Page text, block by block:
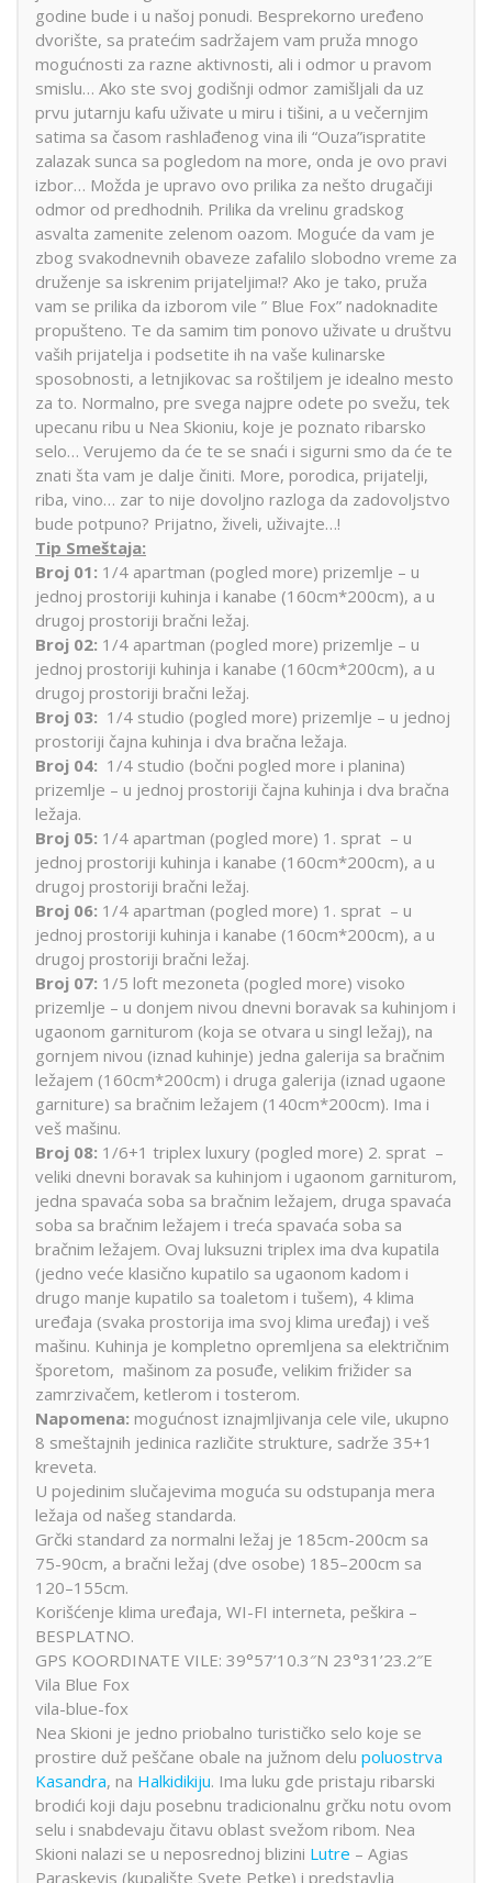
godine bude i u našoj ponudi. Besprekorno uređeno
dvorište, sa pratećim sadržajem vam pruža mnogo
mogućnosti za razne aktivnosti, ali i odmor u pravom
smislu… Ako ste svoj godišnji odmor zamišljali da uz
prvu jutarnju kafu uživate u miru i tišini, a u večernjim
satima sa časom rashlađenog vina ili “Ouza”ispratite
zalazak sunca sa pogledom na more, onda je ovo pravi
izbor… Možda je upravo ovo prilika za nešto drugačiji
odmor od predhodnih. Prilika da vrelinu gradskog
asvalta zamenite zelenom oazom. Moguće da vam je
zbog svakodnevnih obaveze zafalilo slobodno vreme za
druženje sa iskrenim prijateljima!? Ako je tako, pruža
vam se prilika da izborom vile ” Blue Fox” nadoknadite
propušteno. Te da samim tim ponovo uživate u društvu
vaših prijatelja i podsetite ih na vaše kulinarske
sposobnosti, a letnjikovac sa roštiljem je idealno mesto
za to. Normalno, pre svega najpre odete po svežu, tek
upecanu ribu u Nea Skioniu, koje je poznato ribarsko
selo… Verujemo da će te se snaći i sigurni smo da će te
znati šta vam je dalje činiti. More, porodica, prijatelji,
riba, vino… zar to nije dovoljno razloga da zadovoljstvo
bude potpuno? Prijatno, živeli, uživajte…!
Tip Smeštaja:
Broj 01: 1/4 apartman (pogled more) prizemlje – u
jednoj prostoriji kuhinja i kanabe (160cm*200cm), a u
drugoj prostoriji bračni ležaj.
Broj 02: 1/4 apartman (pogled more) prizemlje – u
jednoj prostoriji kuhinja i kanabe (160cm*200cm), a u
drugoj prostoriji bračni ležaj.
Broj 03: 1/4 studio (pogled more) prizemlje – u jednoj
prostoriji čajna kuhinja i dva bračna ležaja.
Broj 04: 1/4 studio (bočni pogled more i planina)
prizemlje – u jednoj prostoriji čajna kuhinja i dva bračna
ležaja.
Broj 05: 1/4 apartman (pogled more) 1. sprat – u
jednoj prostoriji kuhinja i kanabe (160cm*200cm), a u
drugoj prostoriji bračni ležaj.
Broj 06: 1/4 apartman (pogled more) 1. sprat – u
jednoj prostoriji kuhinja i kanabe (160cm*200cm), a u
drugoj prostoriji bračni ležaj.
Broj 07: 1/5 loft mezoneta (pogled more) visoko
prizemlje – u donjem nivou dnevni boravak sa kuhinjom i
ugaonom garniturom (koja se otvara u singl ležaj), na
gornjem nivou (iznad kuhinje) jedna galerija sa bračnim
ležajem (160cm*200cm) i druga galerija (iznad ugaone
garniture) sa bračnim ležajem (140cm*200cm). Ima i
veš mašinu.
Broj 08: 1/6+1 triplex luxury (pogled more) 2. sprat –
veliki dnevni boravak sa kuhinjom i ugaonom garniturom,
jedna spavaća soba sa bračnim ležajem, druga spavaća
soba sa bračnim ležajem i treća spavaća soba sa
bračnim ležajem. Ovaj luksuzni triplex ima dva kupatila
(jedno veće klasično kupatilo sa ugaonom kadom i
drugo manje kupatilo sa toaletom i tušem), 4 klima
uređaja (svaka prostorija ima svoj klima uređaj) i veš
mašinu. Kuhinja je kompletno opremljena sa električnim
šporetom, mašinom za posuđe, velikim frižider sa
zamrzivačem, ketlerom i tosterom.
Napomena: mogućnost iznajmljivanja cele vile, ukupno
8 smeštajnih jedinica različite strukture, sadrže 35+1
kreveta.
U pojedinim slučajevima moguća su odstupanja mera
ležaja od našeg standarda.
Grčki standard za normalni ležaj je 185cm-200cm sa
75-90cm, a bračni ležaj (dve osobe) 185–200cm sa
120–155cm.
Korišćenje klima uređaja, WI-FI interneta, peškira –
BESPLATNO.
GPS KOORDINATE VILE: 39°57’10.3″N 23°31’23.2″E
Vila Blue Fox
vila-blue-fox
Nea Skioni je jedno priobalno turističko selo koje se
prostire duž peščane obale na južnom delu poluostrva
Kasandra, na Halkidikiju. Ima luku gde pristaju ribarski
brodići koji daju posebnu tradicionalnu grčku notu ovom
selu i snabdevaju čitavu oblast svežom ribom. Nea
Skioni nalazi se u neposrednoj blizini Lutre – Agias
Paraskevis (kupalište Svete Petke) i predstavlja